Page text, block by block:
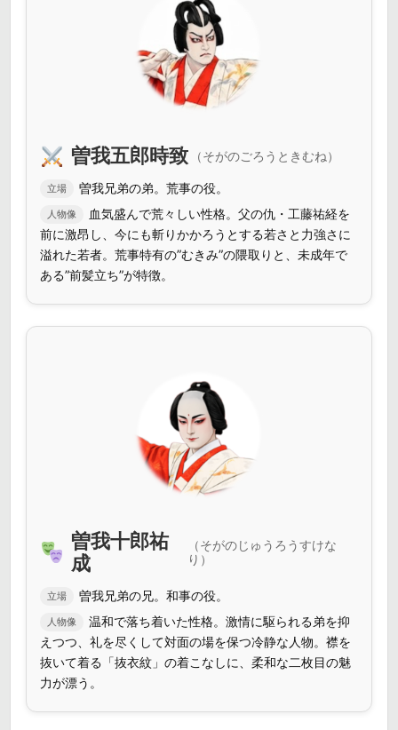
曽我五郎時致 （そがのごろうときむね）
立場 曽我兄弟の弟。荒事の役。
人物像
血気盛んで荒々しい性格。父の仇・工藤祐経を
前に激昂し、今にも斬りかかろうとする若さと力強さに
溢れた若者。荒事特有の”むきみ”の隈取りと、未成年で
ある”前髪立ち”が特徴。
曽我十郎祐
成
（そがのじゅうろうすけな
り）
立場 曽我兄弟の兄。和事の役。
人物像
温和で落ち着いた性格。激情に駆られる弟を抑
えつつ、礼を尽くして対面の場を保つ冷静な人物。襟を
抜いて着る「抜衣紋」の着こなしに、柔和な二枚目の魅
力が漂う。